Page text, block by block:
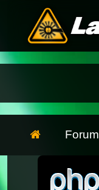
Forum